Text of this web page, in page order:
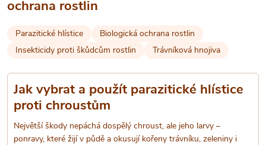
d
a
c
p
ochrana rostlin
Parazitické hlístice
Biologická ochrana rostlin
Insekticidy proti škůdcům rostlin
Trávníková hnojiva
Jak vybrat a použít parazitické hlístice
proti chroustům
Největší škody nepáchá dospělý chroust, ale jeho larvy –
ponravy, které žijí v půdě a okusují kořeny trávníku, zeleniny i